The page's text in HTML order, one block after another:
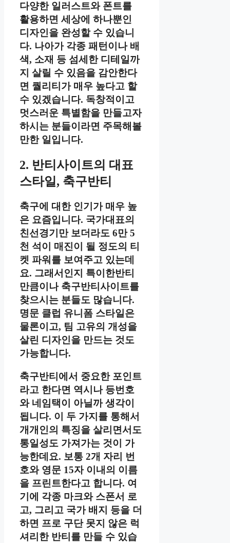
다양한 일러스트와 폰트를
활용하면 세상에 하나뿐인
디자인을 완성할 수 있습니
다. 나아가 각종 패턴이나 배
색, 소재 등 섬세한 디테일까
지 살릴 수 있음을 감안한다
면 퀄리티가 매우 높다고 할
수 있겠습니다. 독창적이고
멋스러운 특별함을 만들고자
하시는 분들이라면 주목해볼
만한 일입니다.
2. 반티사이트의 대표
스타일, 축구반티
축구에 대한 인기가 매우 높
은 요즘입니다. 국가대표의
친선경기만 보더라도 6만 5
천 석이 매진이 될 정도의 티
켓 파워를 보여주고 있는데
요. 그래서인지 특이한반티
만큼이나 축구반티사이트를
찾으시는 분들도 많습니다.
명문 클럽 유니폼 스타일은
물론이고, 팀 고유의 개성을
살린 디자인을 만드는 것도
가능합니다.
축구반티에서 중요한 포인트
라고 한다면 역시나 등번호
와 네임택이 아닐까 생각이
됩니다. 이 두 가지를 통해서
개개인의 특징을 살리면서도
통일성도 가져가는 것이 가
능한데요. 보통 2개 자리 번
호와 영문 15자 이내의 이름
을 프린트한다고 합니다. 여
기에 각종 마크와 스폰서 로
고, 그리고 국가 배지 등을 더
하면 프로 구단 못지 않은 럭
셔리한 반티를 만들 수 있습